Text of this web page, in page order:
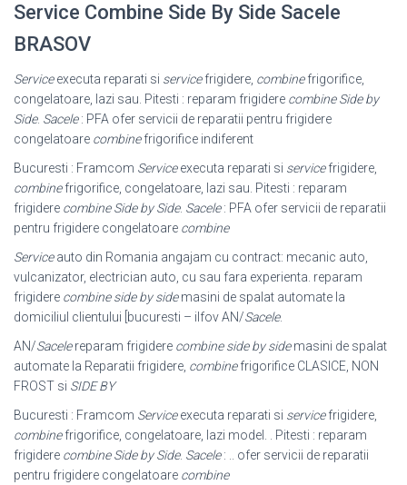
Service Combine Side By Side Sacele
BRASOV
Serviceexecuta reparati si servicefrigidere, combinefrigorifice,
congelatoare, lazi sau. Pitesti : reparam frigidere combine Side by
Side. Sacele: PFA ofer servicii de reparatii pentru frigidere
congelatoare combinefrigorifice indiferent
Bucuresti : Framcom Serviceexecuta reparati si servicefrigidere,
combinefrigorifice, congelatoare, lazi sau. Pitesti : reparam
frigidere combine Side by Side. Sacele: PFA ofer servicii de reparatii
pentru frigidere congelatoare combine
Serviceauto din Romania angajam cu contract: mecanic auto,
vulcanizator, electrician auto, cu sau fara experienta. reparam
frigidere combine side by sidemasini de spalat automate la
domiciliul clientului [bucuresti – ilfov AN/Sacele.
AN/Sacelereparam frigidere combine side by sidemasini de spalat
automate la Reparatii frigidere, combinefrigorifice CLASICE, NON
FROST si SIDE BY
Bucuresti : Framcom Serviceexecuta reparati si servicefrigidere,
combinefrigorifice, congelatoare, lazi model. . Pitesti : reparam
frigidere combine Side by Side. Sacele: .. ofer servicii de reparatii
pentru frigidere congelatoare combine